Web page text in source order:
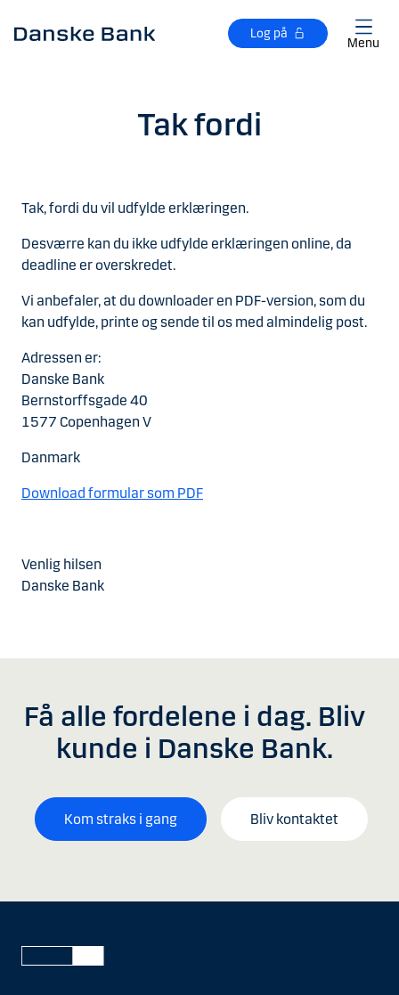
Log på
Menu
Tak fordi
Tak, fordi du vil udfylde erklæringen.
Desværre kan du ikke udfylde erklæringen online, da
deadline er overskredet.
Vi anbefaler, at du downloader en PDF-version, som du
kan udfylde, printe og sende til os med almindelig post.
Adressen er:
Danske Bank
Bernstorffsgade 40
1577 Copenhagen V
Danmark
Download formular som PDF
Venlig hilsen
Danske Bank
Få alle fordelene i dag. Bliv
kunde i Danske Bank.
Kom straks i gang Bliv kontaktet